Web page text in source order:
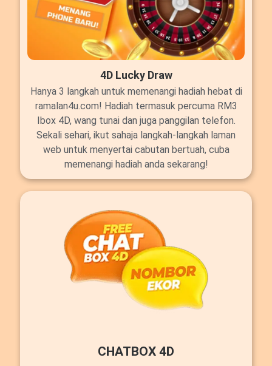
4D Lucky Draw
Hanya 3 langkah untuk memenangi hadiah hebat di
ramalan4u.com! Hadiah termasuk percuma RM3
Ibox 4D, wang tunai dan juga panggilan telefon.
Sekali sehari, ikut sahaja langkah-langkah laman
web untuk menyertai cabutan bertuah, cuba
memenangi hadiah anda sekarang!
CHATBOX 4D